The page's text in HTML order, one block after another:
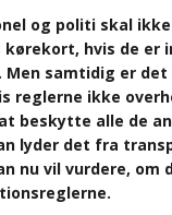
og politi skal
hvis de er
Men samtidig er
reglerne ikke
beskytte alle de
lyder det fra
nu vil vurdere, om